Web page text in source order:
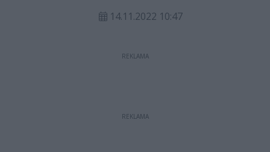
zarząd partii, którego kadencja
14.11.2022 10:47
REKLAMA
REKLAMA